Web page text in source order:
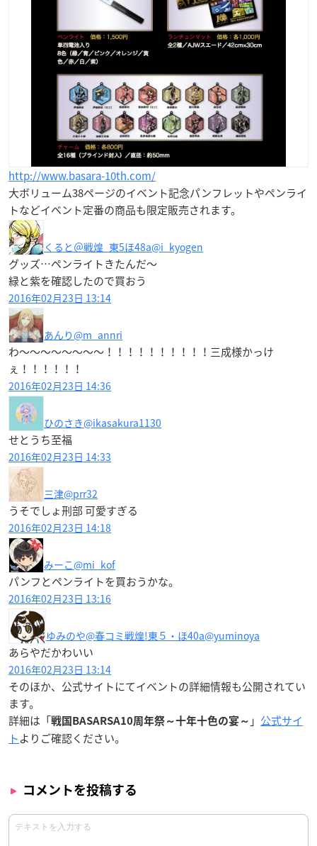
http://www.basara-10th.com/
大ボリューム38ページのイベント記念パンフレットやペンライ
トなどイベント定番の商品も限定販売されます。
くると＠戦煌_東5ほ48a@i_kyogen
グッズ…ペンライトきたんだ〜
緑と紫を確認したので買おう
2016年02月23日 13:14
あんり@m_annri
わ～～～～～～～～！！！！！！！！！！三成様かっけ
ぇ！！！！！！
2016年02月23日 14:36
ひのさき@ikasakura1130
せとうち至福
2016年02月23日 14:33
三津@prr32
うそでしょ刑部 可愛すぎる
2016年02月23日 14:18
みーこ@mi_kof
パンフとペンライトを買おうかな。
2016年02月23日 13:16
ゆみのや@春コミ戦煌!東５・ほ40a@yuminoya
あらやだかわいい
2016年02月23日 13:14
そのほか、公式サイトにてイベントの詳細情報も公開されてい
ます。
詳細は「戦国BASARSA10周年祭～十年十色の宴～ 」 公式サイ
トよりご確認ください。
コメントを投稿する